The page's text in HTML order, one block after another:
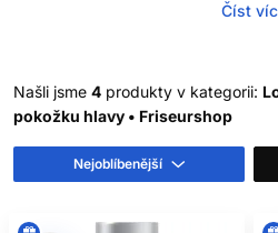
se používá vždy stejným
řídnutí vlasů. Kosmetika může
nenahrazuje diagnostiku
LUPY, SUCHÉ
Číst víc
Našli jsme 4 produkty v kategorii:
pokožku hlavy • Friseurshop
Nejoblíbenější